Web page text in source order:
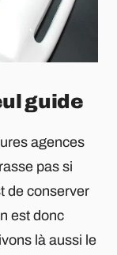
guide
agences
pas si
de conserver
est donc
là aussi le